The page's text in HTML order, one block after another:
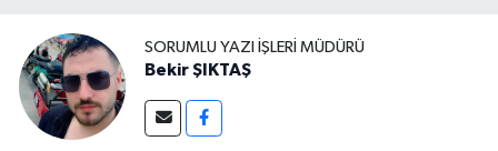
SORUMLU YAZI İŞLERI MÜDÜRÜ
Bekir ŞIKTAŞ